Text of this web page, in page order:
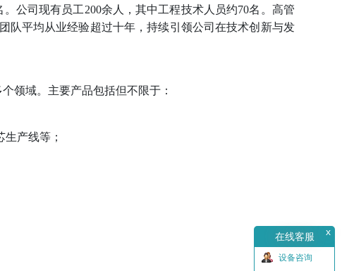
在线客服 x
设备咨询
公司现有员工200余人，其中工程技术人员约70名。高管
队平均从业经验超过十年，持续引领公司在技术创新与发
领域。主要产品包括但不限于：
产线等；